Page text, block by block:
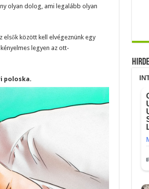
olyan dolog, ami legalább olyan
között kell elvégeznünk egy
legyen az ott-
poloska.